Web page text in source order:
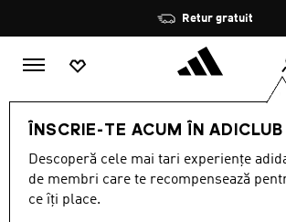
Oprește
rotația
Reduceri de până la 30%
ÎNSCRIE-TE ACUM ÎN ADICLUB
Descoperă cele mai tari experiențe
de membri care te recompensează
ce îți place.
COPII ACCESORII Rucsacuri
GHIOZDANE ȘI
DE COPII